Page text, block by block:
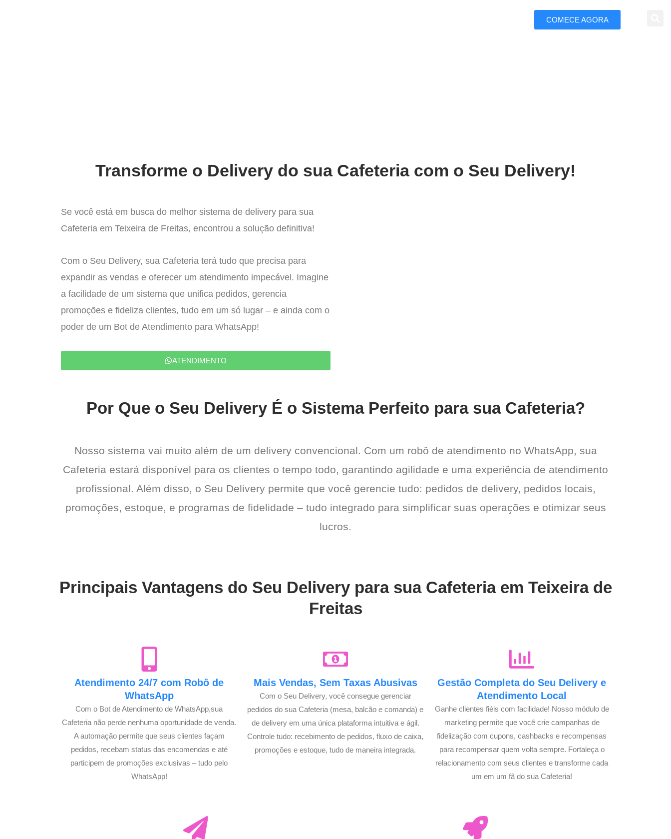
COMECE AGORA
Transforme o Delivery do sua Cafeteria com o Seu Delivery!
Se você está em busca do melhor sistema de delivery para sua
Cafeteria em Teixeira de Freitas, encontrou a solução definitiva!
Com o Seu Delivery, sua Cafeteria terá tudo que precisa para
expandir as vendas e oferecer um atendimento impecável. Imagine
a facilidade de um sistema que unifica pedidos, gerencia
promoções e fideliza clientes, tudo em um só lugar – e ainda com o
poder de um Bot de Atendimento para WhatsApp!
ATENDIMENTO
Por Que o Seu Delivery É o Sistema Perfeito para sua Cafeteria?
Nosso sistema vai muito além de um delivery convencional. Com um robô de atendimento no WhatsApp, sua
Cafeteria estará disponível para os clientes o tempo todo, garantindo agilidade e uma experiência de atendimento
profissional. Além disso, o Seu Delivery permite que você gerencie tudo: pedidos de delivery, pedidos locais,
promoções, estoque, e programas de fidelidade – tudo integrado para simplificar suas operações e otimizar seus
lucros.
Principais Vantagens do Seu Delivery para sua Cafeteria em Teixeira de
Freitas
Atendimento 24/7 com Robô de
WhatsApp
Com o Bot de Atendimento de WhatsApp,sua
Cafeteria não perde nenhuma oportunidade de venda.
A automação permite que seus clientes façam
pedidos, recebam status das encomendas e até
participem de promoções exclusivas – tudo pelo
WhatsApp!
Mais Vendas, Sem Taxas Abusivas
Com o Seu Delivery, você consegue gerenciar
pedidos do sua Cafeteria (mesa, balcão e comanda) e
de delivery em uma única plataforma intuitiva e ágil.
Controle tudo: recebimento de pedidos, fluxo de caixa,
promoções e estoque, tudo de maneira integrada.
Gestão Completa do Seu Delivery e
Atendimento Local
Ganhe clientes fiéis com facilidade! Nosso módulo de
marketing permite que você crie campanhas de
fidelização com cupons, cashbacks e recompensas
para recompensar quem volta sempre. Fortaleça o
relacionamento com seus clientes e transforme cada
um em um fã do sua Cafeteria!